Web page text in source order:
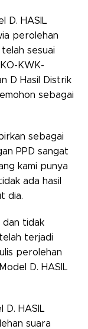
D. HASIL
perolehan
sesuai
KWK-
D Hasil Distrik
sebagai
sebagai
PPD sangat
kami punya
ada hasil
dia.
dan tidak
terjadi
perolehan
D. HASIL
D. HASIL
suara